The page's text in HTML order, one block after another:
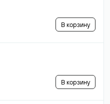
В корзину
В корзину